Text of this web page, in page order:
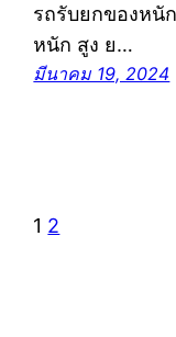
รถรับยกของหนั
หนัก สูง ย…
มีนาคม 19, 2024
1 2